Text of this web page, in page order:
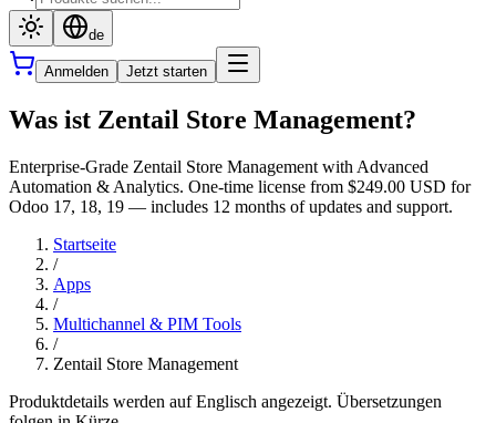
de
Anmelden Jetzt starten
Was ist Zentail Store Management?
Enterprise-Grade Zentail Store Management with Advanced
Automation & Analytics. One-time license from $249.00 USD for
Odoo 17, 18, 19 — includes 12 months of updates and support.
Startseite
/
Apps
/
Multichannel & PIM Tools
/
Zentail Store Management
Produktdetails werden auf Englisch angezeigt. Übersetzungen